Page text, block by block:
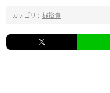
カテゴリ : 梶裕貴